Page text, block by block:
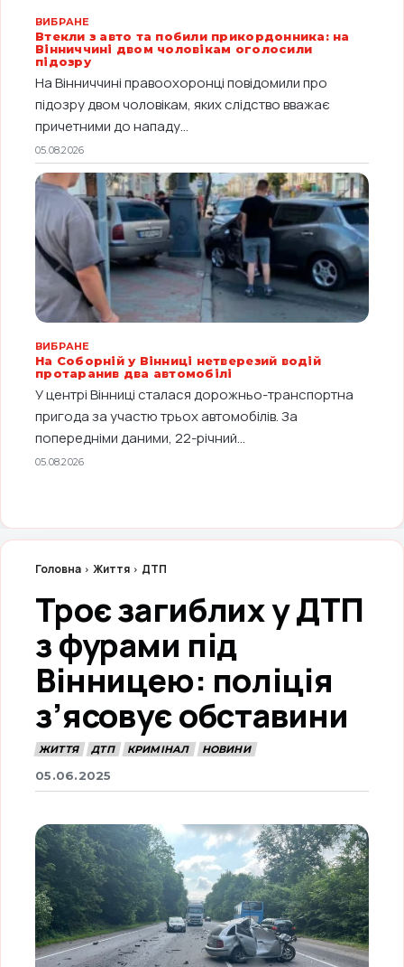
ВИБРАНЕ
Втекли з авто та побили прикордонника: на
Вінниччині двом чоловікам оголосили
підозру
На Вінниччині правоохоронці повідомили про
підозру двом чоловікам, яких слідство вважає
причетними до нападу...
05.08.2026
ВИБРАНЕ
На Соборній у Вінниці нетверезий водій
протаранив два автомобілі
У центрі Вінниці сталася дорожньо-транспортна
пригода за участю трьох автомобілів. За
попередніми даними, 22-річний...
05.08.2026